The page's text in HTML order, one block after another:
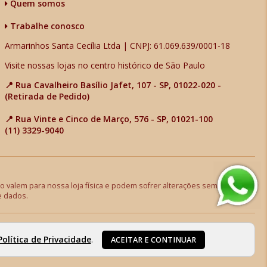
Quem somos
Trabalhe conosco
Armarinhos Santa Cecília Ltda | CNPJ: 61.069.639/0001-18
Visite nossas lojas no centro histórico de São Paulo
📍 Rua Cavalheiro Basílio Jafet, 107 - SP, 01022-020 -
(Retirada de Pedido)
📍 Rua Vinte e Cinco de Março, 576 - SP, 01021-100
(11) 3329-9040
para nossa loja física e podem sofrer alterações sem aviso
dados.
de Privacidade. ACEITAR E CONTINUAR